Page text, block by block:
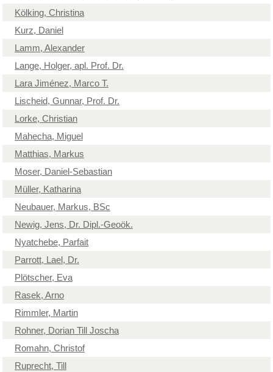
Kölking, Christina
Kurz, Daniel
Lamm, Alexander
Lange, Holger, apl. Prof. Dr.
Lara Jiménez, Marco T.
Lischeid, Gunnar, Prof. Dr.
Lorke, Christian
Mahecha, Miguel
Matthias, Markus
Moser, Daniel-Sebastian
Müller, Katharina
Neubauer, Markus, BSc
Newig, Jens, Dr. Dipl.-Geoök.
Nyatchebe, Parfait
Parrott, Lael, Dr.
Plötscher, Eva
Rasek, Arno
Rimmler, Martin
Rohner, Dorian Till Joscha
Romahn, Christof
Ruprecht, Till